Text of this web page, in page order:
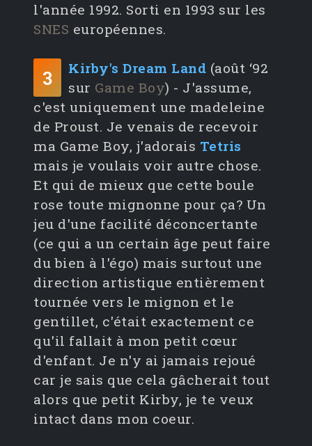
l'année 1992. Sorti en 1993 sur les
SNES européennes.
3 Kirby's Dream Land (août ‘92
sur Game Boy) - J'assume,
c'est uniquement une madeleine
de Proust. Je venais de recevoir
ma Game Boy, j'adorais Tetris
mais je voulais voir autre chose.
Et qui de mieux que cette boule
rose toute mignonne pour ça? Un
jeu d'une facilité déconcertante
(ce qui a un certain âge peut faire
du bien à l'égo) mais surtout une
direction artistique entièrement
tournée vers le mignon et le
gentillet, c'était exactement ce
qu'il fallait à mon petit cœur
d'enfant. Je n'y ai jamais rejoué
car je sais que cela gâcherait tout
alors que petit Kirby, je te veux
intact dans mon coeur.